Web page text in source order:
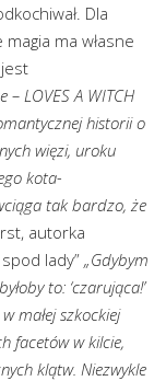
Dla
ma własne
– LOVES A WITCH
historii o
więzi, uroku
kota-
tak bardzo, że
autorka
lady” „Gdybym
to: ‘czarująca!’
małej szkockiej
facetów w kilcie,
klątw. Niezwykle